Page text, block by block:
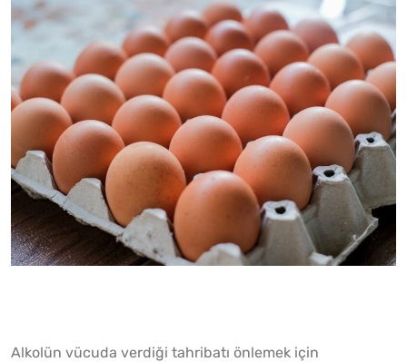
Alkolün vücuda verdiği tahribatı önlemek için